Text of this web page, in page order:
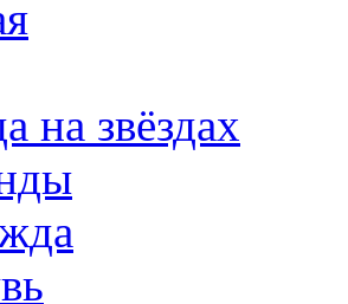
на звёздах